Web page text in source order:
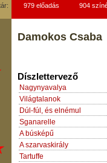
979 előadás 904
Damokos Csaba
Díszlettervező
Nagynyavalya
Világtalanok
Dúl-fúl, és elnémul
Sganarelle
A búsképű
A szarvaskirály
Tartuffe